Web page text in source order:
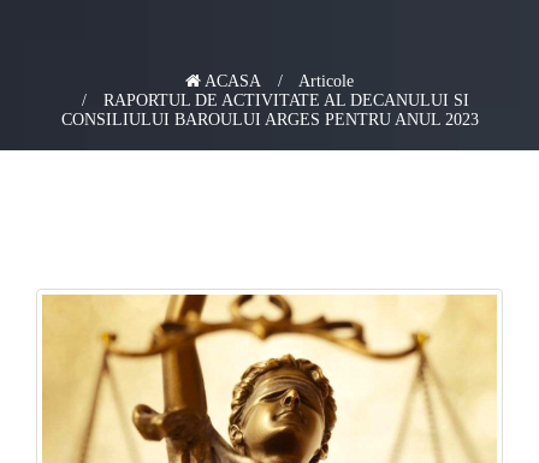
ACASA
Articole
RAPORTUL DE ACTIVITATE AL DECANULUI SI
CONSILIULUI BAROULUI ARGES PENTRU ANUL 2023